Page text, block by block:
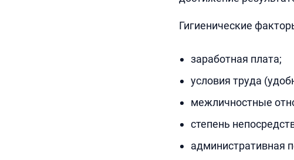
Гигиенические
заработная плата;
условия труда
межличностные
степень
административная